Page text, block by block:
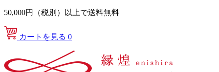
50,000円（税別）以上で送料無料
カートを見る 0